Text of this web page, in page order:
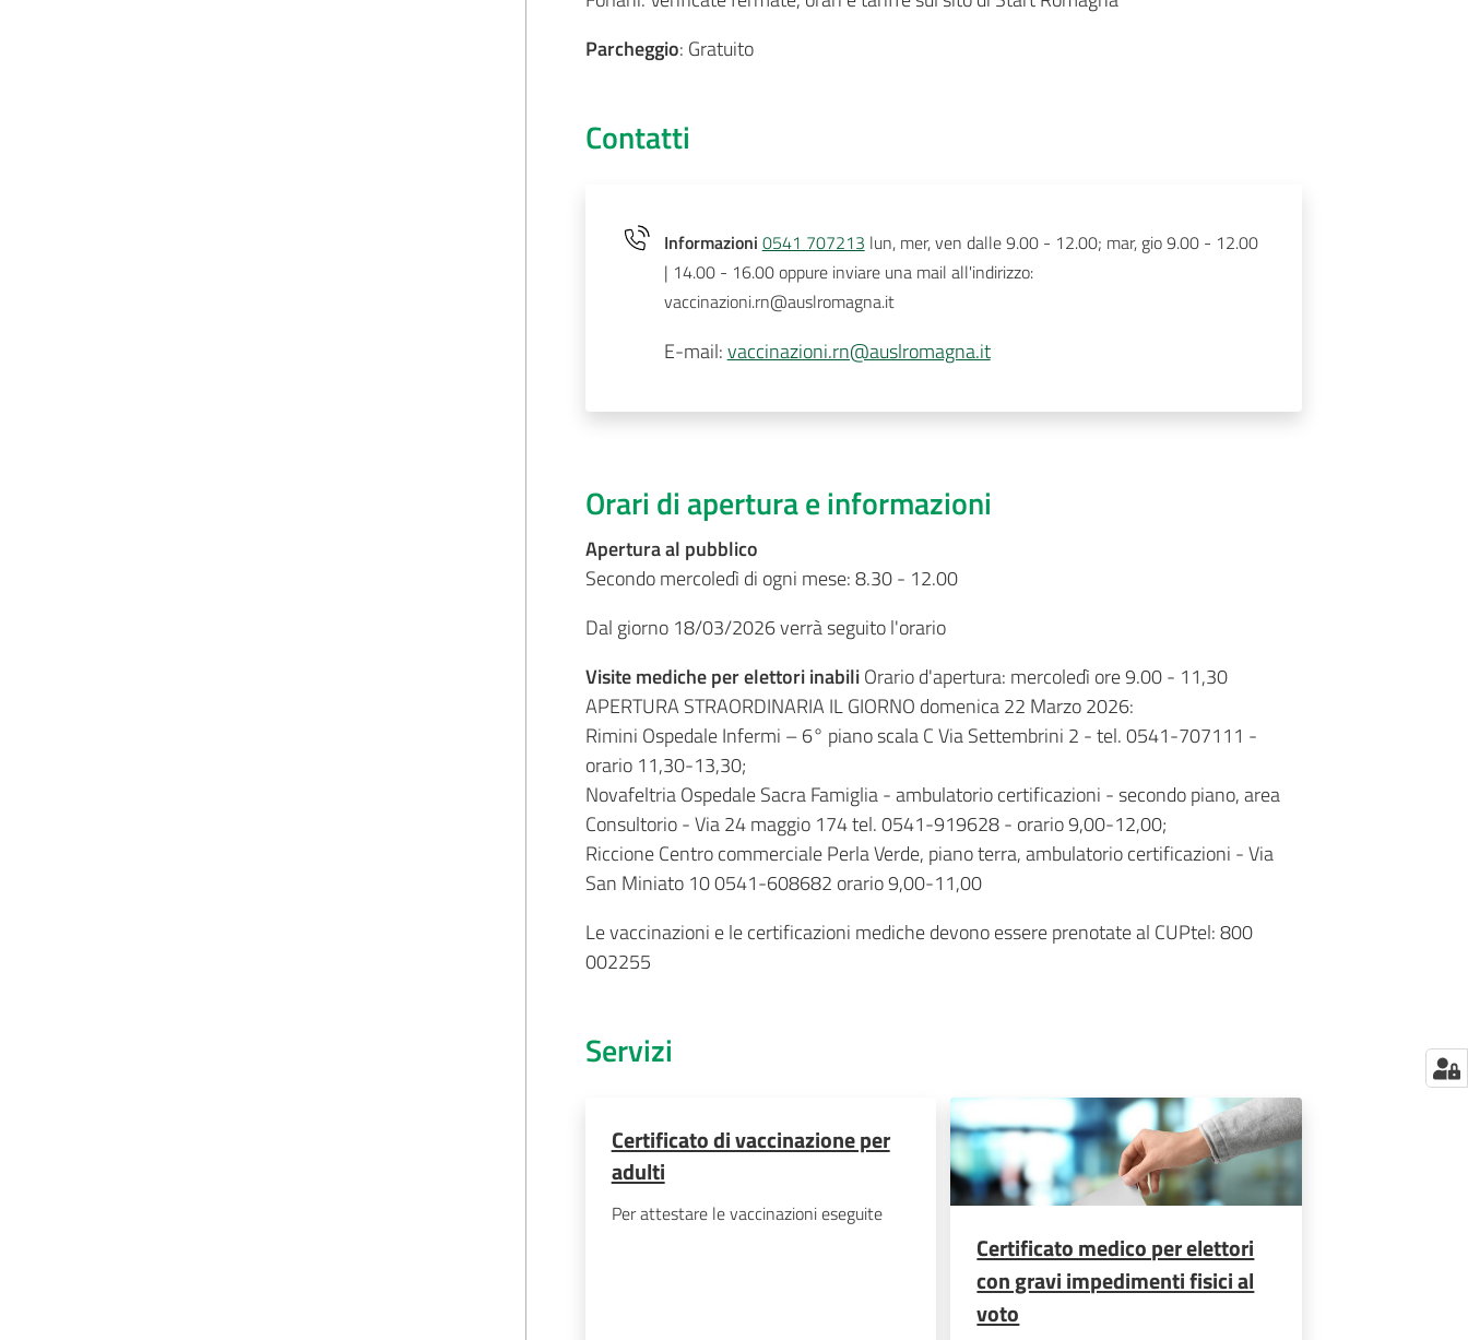
Parcheggio: Gratuito
Contatti
Informazioni 0541 707213 lun, mer, ven dalle 9.00 - 12.00; mar, gio 9.00 - 12.00
| 14.00 - 16.00 oppure inviare una mail all'indirizzo:
vaccinazioni.rn@auslromagna.it
E-mail:vaccinazioni.rn@auslromagna.it
Orari di apertura e informazioni
Apertura al pubblico
Secondo mercoledì di ogni mese: 8.30 - 12.00
Dal giorno 18/03/2026 verrà seguito l'orario
Visite mediche per elettori inabiliOrario d'apertura: mercoledì ore 9.00 - 11,30
APERTURA STRAORDINARIA IL GIORNO domenica 22 Marzo 2026:
Rimini Ospedale Infermi – 6° piano scala C Via Settembrini 2 - tel. 0541-707111 -
orario 11,30-13,30;
Novafeltria Ospedale Sacra Famiglia - ambulatorio certificazioni - secondo piano, area
Consultorio - Via 24 maggio 174 tel. 0541-919628 - orario 9,00-12,00;
Riccione Centro commerciale Perla Verde, piano terra, ambulatorio certificazioni - Via
San Miniato 10 0541-608682 orario 9,00-11,00
Le vaccinazioni e le certificazioni mediche devono essere prenotate al CUPtel: 800
002255
Servizi
Certificato di vaccinazione per
adulti
Per attestare le vaccinazioni eseguite
Certificato medico per elettori
con gravi impedimenti fisici al
voto